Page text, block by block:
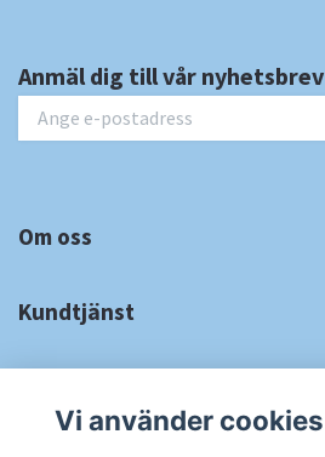
Anmäl dig till vår nyhetsbrev
Om oss
Kundtjänst
Vi använder cookies